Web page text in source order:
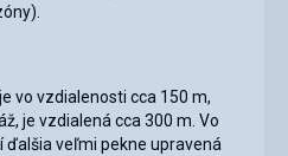
vo vzdialenosti cca 150 m,
je vzdialená cca 300 m. Vo
ďalšia veľmi pekne upravená